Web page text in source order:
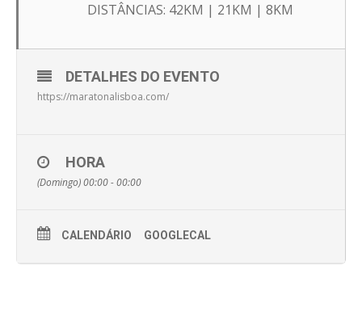
DISTÂNCIAS: 42KM | 21KM | 8KM
DETALHES DO EVENTO
https://maratonalisboa.com/
HORA
(Domingo) 00:00 - 00:00
CALENDÁRIO GOOGLECAL